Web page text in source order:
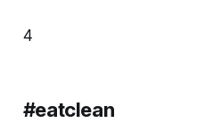
4
#eatclean